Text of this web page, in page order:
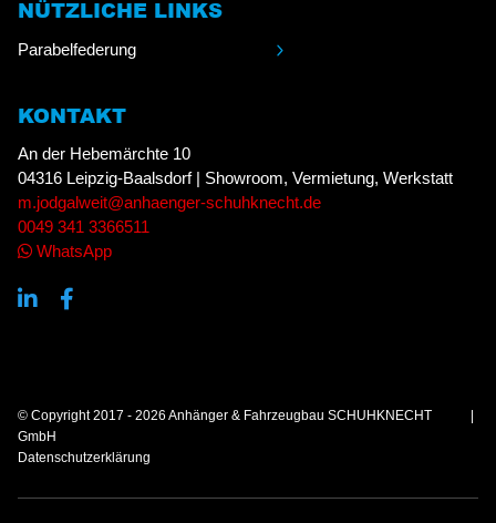
NÜTZLICHE LINKS
Parabelfederung
KONTAKT
An der Hebemärchte 10
04316 Leipzig-Baalsdorf | Showroom, Vermietung, Werkstatt
m.jodgalweit@anhaenger-schuhknecht.de
0049 341 3366511
WhatsApp
© Copyright 2017 - 2026 Anhänger & Fahrzeugbau SCHUHKNECHT
GmbH
Datenschutzerklärung